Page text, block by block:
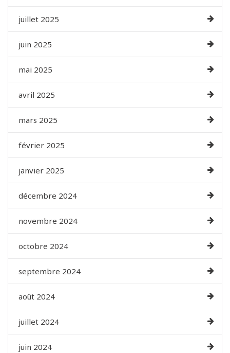
juillet 2025
juin 2025
mai 2025
avril 2025
mars 2025
février 2025
janvier 2025
décembre 2024
novembre 2024
octobre 2024
septembre 2024
août 2024
juillet 2024
juin 2024